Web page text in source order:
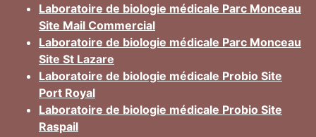
Laboratoire de biologie médicale Parc Monceau
Site Mail Commercial
Laboratoire de biologie médicale Parc Monceau
Site St Lazare
Laboratoire de biologie médicale Probio Site
Port Royal
Laboratoire de biologie médicale Probio Site
Raspail